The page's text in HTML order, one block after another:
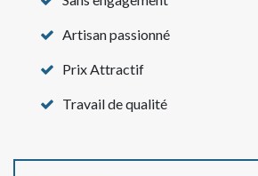
Artisan passionné
Prix Attractif
Travail de qualité